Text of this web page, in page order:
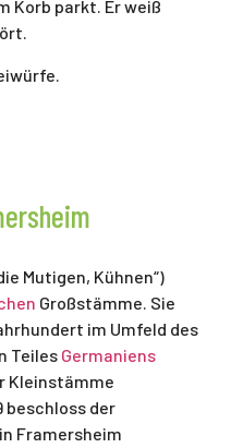
Korb parkt. Er weiß
Mutigen, Kühnen“)
Großstämme. Sie
im Umfeld des
Teiles Germaniens
Kleinstämme
beschloss der
Framersheim